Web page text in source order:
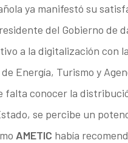
ya manifestó su
del Gobierno de
a la digitalización con
Energía, Turismo y
falta conocer la
se percibe un
AMETIC había